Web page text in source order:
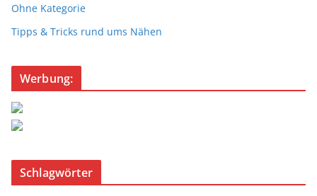
Ohne Kategorie
Tipps & Tricks rund ums Nähen
Werbung:
Schlagwörter